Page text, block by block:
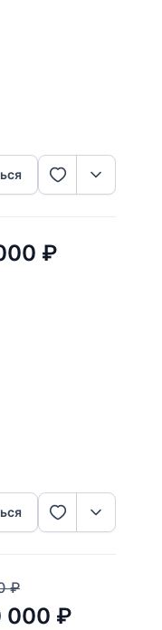
₽
₽
000 ₽